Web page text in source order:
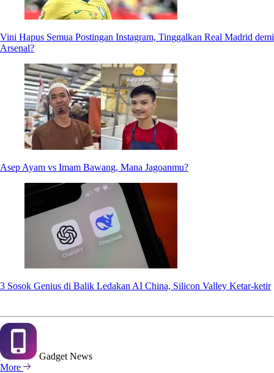
Vini Hapus Semua Postingan Instagram, Tinggalkan Real Madrid demi
Arsenal?
Asep Ayam vs Imam Bawang, Mana Jagoanmu?
3 Sosok Genius di Balik Ledakan AI China, Silicon Valley Ketar-ketir
Gadget News
More